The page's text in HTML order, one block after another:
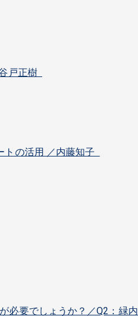
戸正樹
の活用 ／内藤知子
必要でしょうか？／Q2：緑